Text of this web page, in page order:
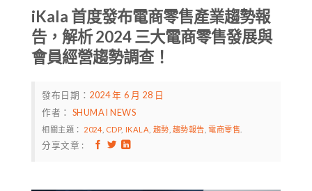
iKala 首度發布電商零售產業趨勢報
告，解析 2024 三大電商零售發展與
會員經營趨勢調查！
發布日期： 2024 年 6 月 28 日
作者： SHUMAI NEWS
相關主題： 2024 CDP, IKALA 趨勢 趨勢報告 ,電商零售
分享文章 :